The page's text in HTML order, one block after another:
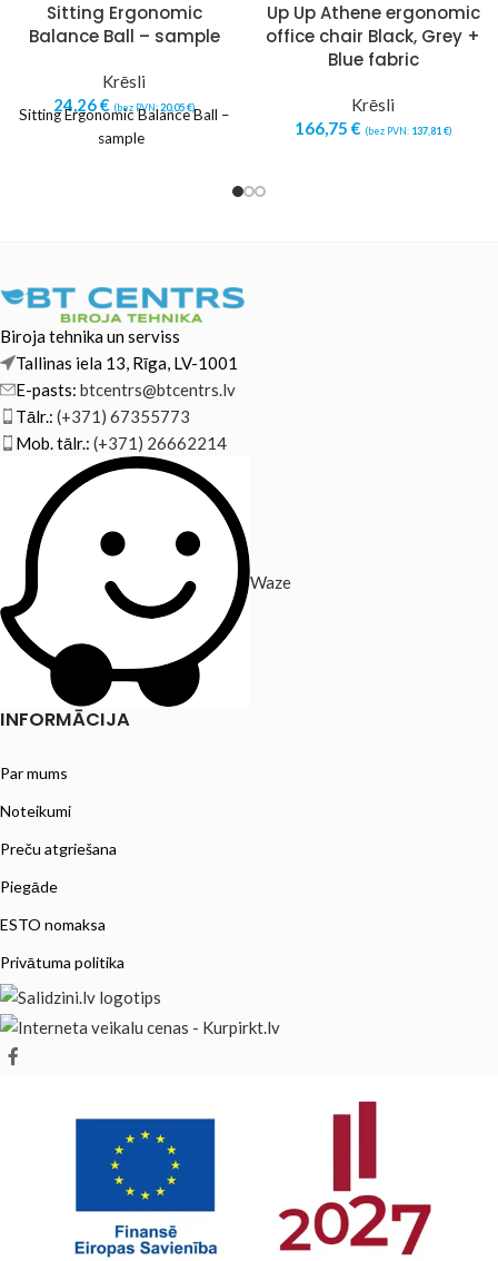
Sitting Ergonomic
Balance Ball – sample
Krēsli
24,26€ (bez PVN:20,05€)
Sitting Ergonomic Balance Ball –
sample
Up Up Athene ergonomic
office chair Black, Grey +
Blue fabric
Krēsli
166,75 € (bez PVN: 137,81€)
Biroja tehnika un serviss
Tallinas iela 13, Rīga, LV-1001
E-pasts: btcentrs@btcentrs.lv
Tālr.: (+371) 67355773
Mob. tālr.: (+371) 26662214
Waze
INFORMĀCIJA
Par mums
Noteikumi
Preču atgriešana
Piegāde
ESTO nomaksa
Privātuma politika